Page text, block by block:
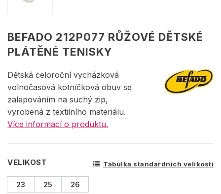
BEFADO 212P077 RŮŽOVÉ DĚTSKÉ
PLÁTĚNÉ TENISKY
Dětská celoroční vycházková
volnočasová kotníčková obuv se
zalepováním na suchý zip,
vyrobená z textilního materiálu.
Více informací o produktu.
VELIKOST Tabulka standardních velikostí
23 25 26